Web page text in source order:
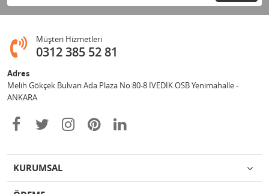
Müşteri Hizmetleri
0312 385 52 81
Adres
Melih Gökçek Bulvarı Ada Plaza No:80-8 İVEDİK OSB Yenimahalle -
ANKARA
KURUMSAL